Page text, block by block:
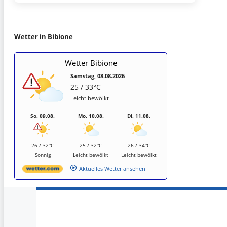
Wetter in Bibione
Wetter Bibione
Samstag, 08.08.2026
25 / 33°C
Leicht bewölkt
So, 09.08.
26 / 32°C
Sonnig
Mo, 10.08.
25 / 32°C
Leicht bewölkt
Di, 11.08.
26 / 34°C
Leicht bewölkt
Aktuelles Wetter ansehen